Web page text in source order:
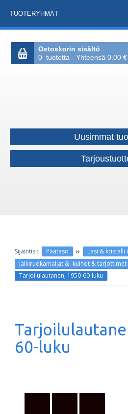
TUOTERYHMÄT
Ostoskorin sisältö
0 tuotetta - Yhteensä 0.00 €
Uusimmat
Päätaso ›› Lasi & kristalli
Jälkiruokamaljat & -kulhot & tarjottimet
Tarjoilulautanen, 1950-60-luku
60-luku